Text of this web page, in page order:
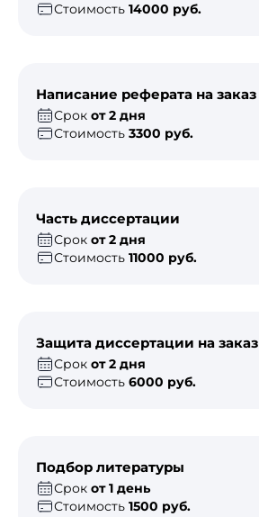
Стоимость 14000 руб.
Написание реферата на заказ
Срок от 2 дня
Стоимость 3300 руб.
Часть диссертации
Срок от 2 дня
Стоимость 11000 руб.
Защита диссертации на заказ
Срок от 2 дня
Стоимость 6000 руб.
Подбор литературы
Срок от 1 день
Стоимость 1500 руб.